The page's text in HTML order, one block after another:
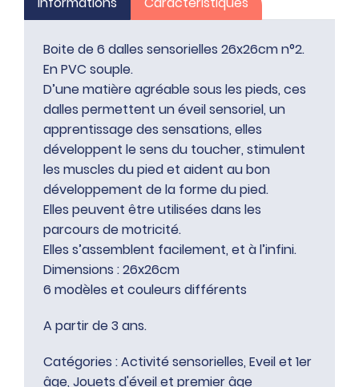
Boite de 6 dalles sensorielles 26x26cm n°2.
En PVC souple.
D’une matière agréable sous les pieds, ces
dalles permettent un éveil sensoriel, un
apprentissage des sensations, elles
développent le sens du toucher, stimulent
les muscles du pied et aident au bon
développement de la forme du pied.
Elles peuvent être utilisées dans les
parcours de motricité.
Elles s’assemblent facilement, et à l’infini.
Dimensions : 26x26cm
6 modèles et couleurs différents
A partir de 3 ans.
Catégories :Activité sensorielles, Eveil et 1er
âge, Jouets d'éveil et premier âge